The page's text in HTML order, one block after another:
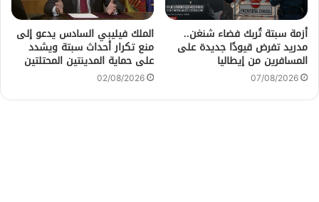
أزمة سبتة تُربك فضاء شنغن..
مدريد تفرض قيودًا جديدة على
المسافرين من إيطاليا
07/08/2026
الملك فيليبي السادس يدعو إلى
منع تكرار أحداث سبتة ويشدد
على حماية المدينتين المحتلتين
02/08/2026